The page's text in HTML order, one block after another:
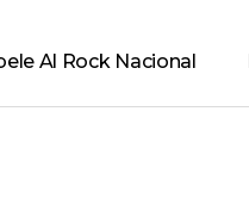
Al Rock Nacional